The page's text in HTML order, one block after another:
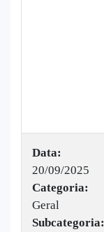
Data:
20/09/2025
Categoria:
Geral
Subcategoria: